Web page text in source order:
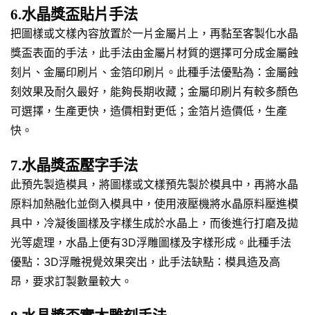
6.水晶獎盃貼片手法
把圖樣或文樣內容放置於一片金屬片上，再黏至客製化水晶
獎盃表面的手法，此手法由金屬片材質的選擇可分成金屬蝕
刻片、金屬印刷片、金箔印刷片。此種手法優點為：金屬蝕
刻效果及耐久最好，能夠長期收藏；金屬印刷片有較多顏色
可選擇，生產更快，造價相對更低；金箔片造價低，生產
快。
7.水晶獎盃壓字手法
此預先製造模具，將圖樣或文樣預先製於模具中，再將水晶
原料加熱融化並倒入模具中，使用液壓機將水晶原料壓進模
具中，冷凝後圖樣及字樣生成於水晶上，而後進行打磨及拋
光等處理，水晶上便有3D浮雕圖樣及字樣形成。此種手法
優點：3D浮雕視覺效果突出，此手法缺點：模具造及高
昂，要求訂製數量較大。